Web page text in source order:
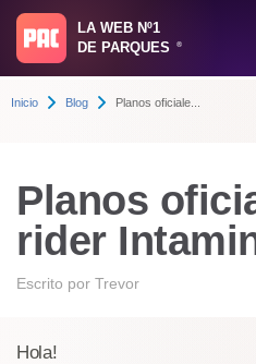
LA WEB Nº1
DE PARQUES
®
Inicio Blog Planos oficiale...
Planos
rider
Escrito por Trevor
Hola!